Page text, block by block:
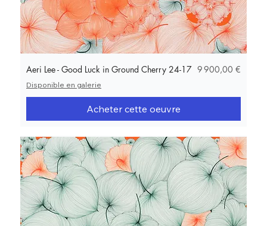
Aeri Lee - Good Luck in Ground Cherry 24-17 Prix
9 900,00 €
Disponible en galerie
Acheter cette oeuvre